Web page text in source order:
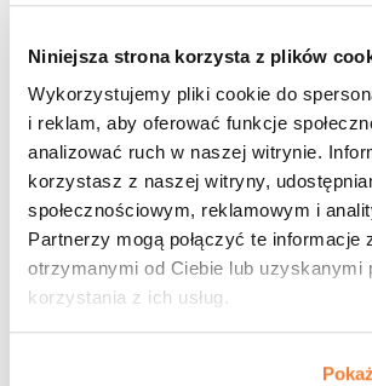
Niniejsza strona korzysta z plików
Wykorzystujemy pliki cookie do
i reklam, aby oferować funkcje
analizować ruch w naszej witrynie.
korzystasz z naszej witryny,
społecznościowym, reklamowym i
Partnerzy mogą połączyć te informacje
otrzymanymi od Ciebie lub uzyskanymi
korzystania z ich usług.
28.07.2026
Program
Dołącz do
Gdynia wybiera